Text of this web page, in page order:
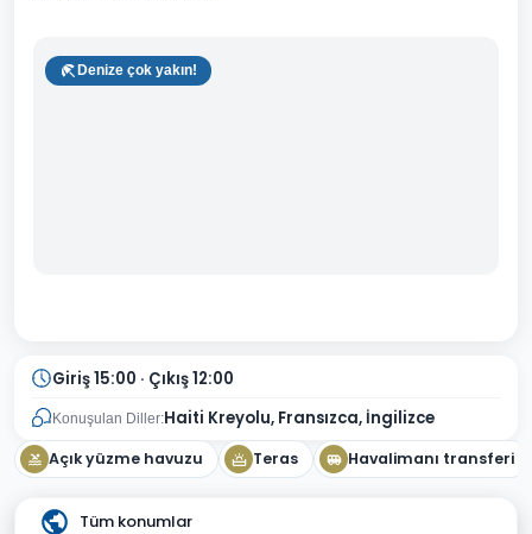
Denize çok yakın!
Giriş 15:00 · Çıkış 12:00
Konuşulan Diller:Haiti Kreyolu, Fransızca, İngilizce
Açık yüzme havuzu Teras Havalimanı transferi
Tüm konumlar